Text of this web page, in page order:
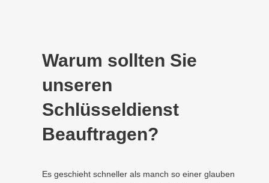
Warum sollten Sie
unseren
Schlüsseldienst
Beauftragen?
Es geschieht schneller als manch so einer glauben